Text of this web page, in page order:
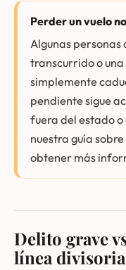
Perder un vuelo
Algunas personas
transcurrido o
simplemente
pendiente sigue
fuera del estado
nuestra guía sobre
obtener más
Delito grave
línea divisoria